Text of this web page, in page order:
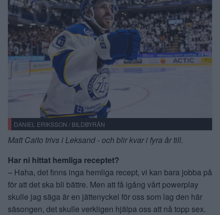
DANIEL ERIKSSON / BILDBYRÅN
Matt Caito trivs i Leksand - och blir kvar i fyra år till.
Har ni hittat hemliga receptet?
– Haha, det finns inga hemliga recept, vi kan bara jobba på
för att det ska bli bättre. Men att få igång vårt powerplay
skulle jag säga är en jättenyckel för oss som lag den här
säsongen, det skulle verkligen hjälpa oss att nå topp sex.